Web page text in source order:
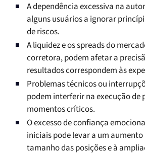
A dependência excessiva na
alguns usuários a ignorar
de riscos.
A liquidez e os spreads do
corretora, podem afetar a
resultados correspondem às
Problemas técnicos ou
podem interferir na execução de
momentos críticos.
O excesso de confiança
iniciais pode levar a um
tamanho das posições e à